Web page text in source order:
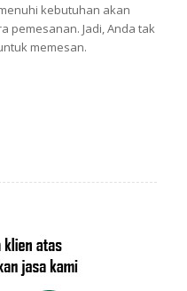
kebutuhan akan
pemesanan. Jadi, Anda tak
memesan.